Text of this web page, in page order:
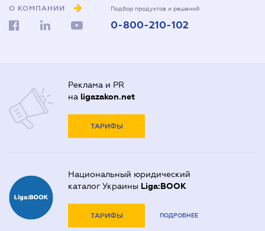
О КОМПАНИИ Подбор продуктов и решений
0-800-210-102
Реклама и PR
на ligazakon.net
ТАРИФЫ
Национальный юридический
каталог Украины Liga:BOOK
ТАРИФЫ ПОДРОБНЕЕ